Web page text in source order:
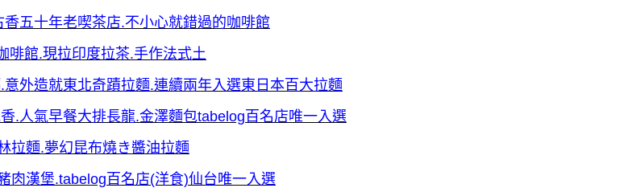
五十年老喫茶店.不小心就錯過的咖啡館
啡館.現拉印度拉茶.手作法式土
外造就東北奇蹟拉麵.連續兩年入選東日本百大拉麵
.人氣早餐大排長龍.金澤麵包tabelog百名店唯一入選
拉麵.夢幻昆布燒き醬油拉麵
肉漢堡.tabelog百名店(洋食)仙台唯一入選